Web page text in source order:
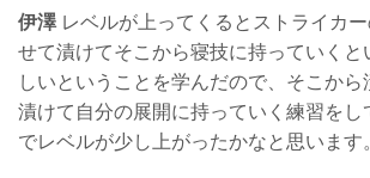
伊澤レベルが上ってくるとストライカ
せて漬けてそこから寝技に持っていくと
しいということを学んだので、そこから
漬けて自分の展開に持っていく練習をし
でレベルが少し上がったかなと思います